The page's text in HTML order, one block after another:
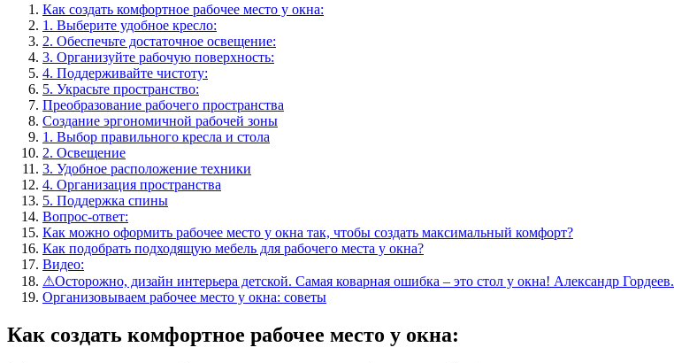
Как создать комфортное рабочее место у окна:
1. Выберите удобное кресло:
2. Обеспечьте достаточное освещение:
3. Организуйте рабочую поверхность:
4. Поддерживайте чистоту:
5. Украсьте пространство:
Преобразование рабочего пространства
Создание эргономичной рабочей зоны
1. Выбор правильного кресла и стола
2. Освещение
3. Удобное расположение техники
4. Организация пространства
5. Поддержка спины
Вопрос-ответ:
Как можно оформить рабочее место у окна так, чтобы создать максимальный комфорт?
Как подобрать подходящую мебель для рабочего места у окна?
Видео:
⚠Осторожно, дизайн интерьера детской. Самая коварная ошибка – это стол у окна! Александр Гордеев.
Организовываем рабочее место у окна: советы
Как создать комфортное рабочее место у окна: